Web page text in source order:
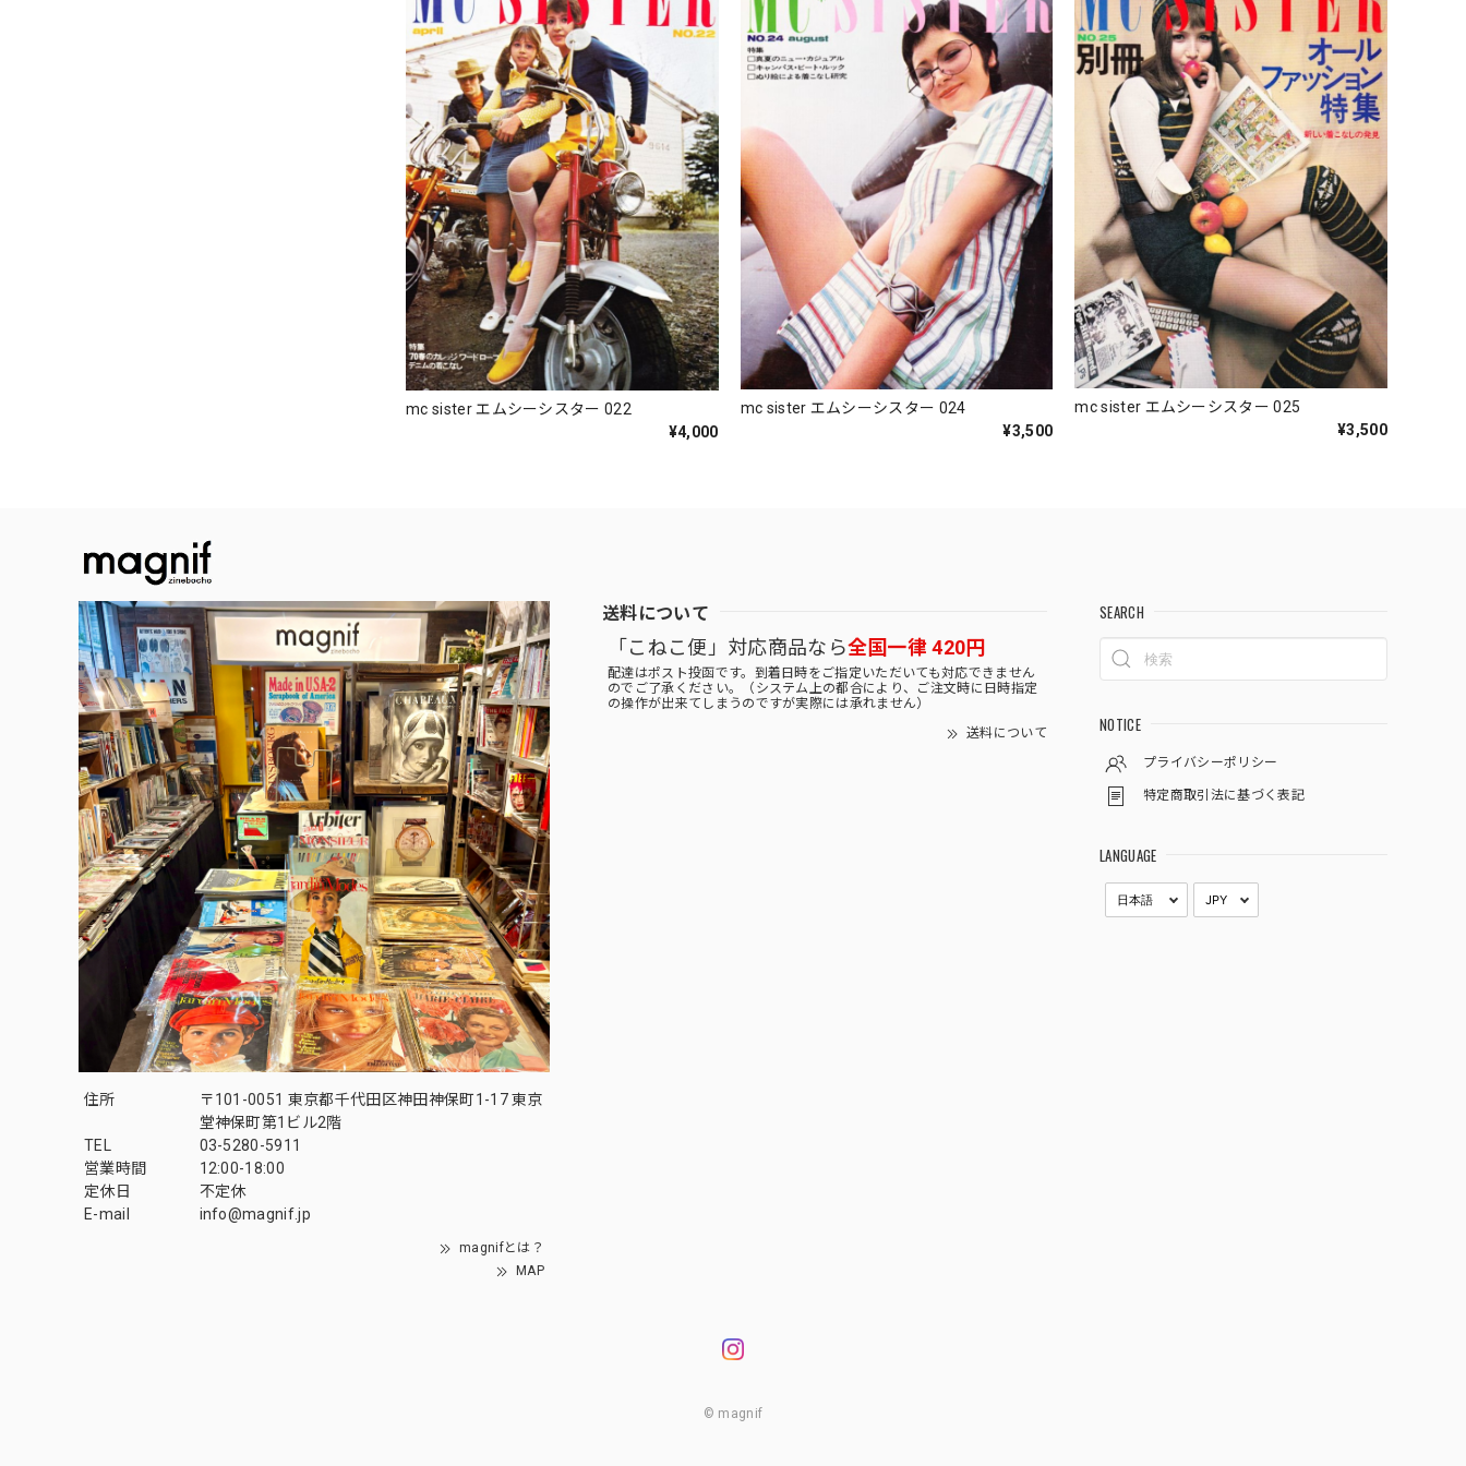
mc sister エムシーシスター 022
¥4,000
mc sister エムシーシスター 024
¥3,500
mc sister エムシーシスター 025
¥3,500
住所
〒101-0051 東京都千代田区神田神保町1-17 東京
堂神保町第1ビル2階
TEL
03-5280-5911
営業時間
12:00-18:00
定休日
不定休
E-mail
info@magnif.jp
magnifとは？
MAP
送料について
「こねこ便」対応商品なら全国一律 420円
配達はポスト投函です。到着日時をご指定いただいても対応できません
のでご了承ください。（システム上の都合により、ご注文時に日時指定
の操作が出来てしまうのですが実際には承れません）
送料について
SEARCH
NOTICE
プライバシーポリシー
特定商取引法に基づく表記
LANGUAGE
© magnif